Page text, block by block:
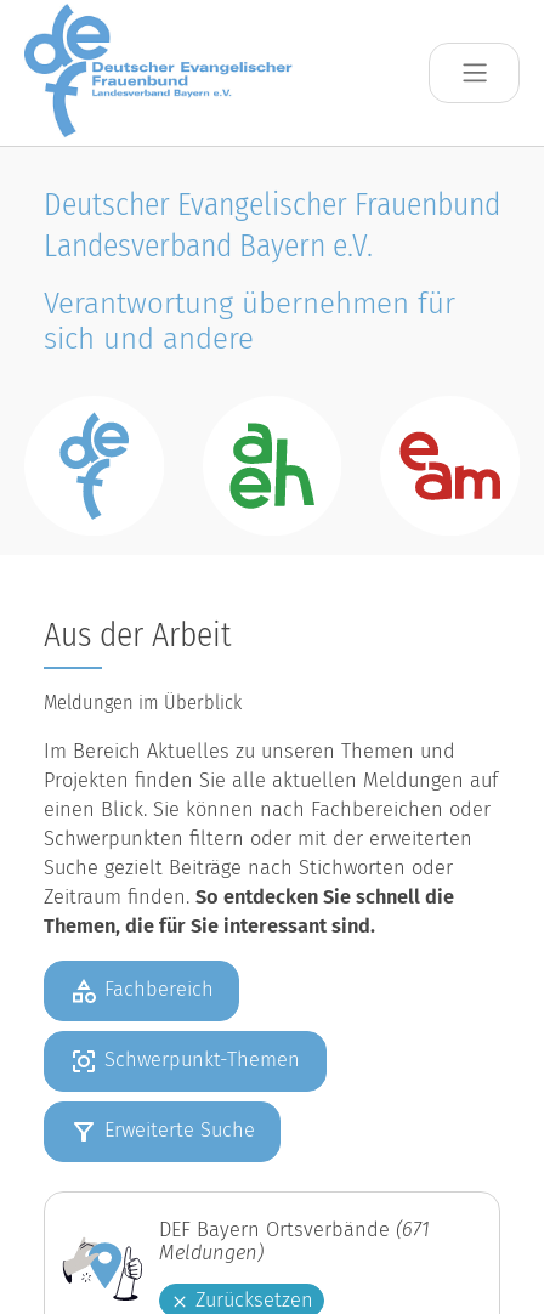
Skip to main content
Deutscher Evangelischer Frauenbund
Landesverband Bayern e.V.
Verantwortung übernehmen für
sich und andere
Aus der Arbeit
Meldungen im Überblick
Im Bereich Aktuelles zu unseren Themen und
Projekten finden Sie alle aktuellen Meldungen auf
einen Blick. Sie können nach Fachbereichen oder
Schwerpunkten filtern oder mit der erweiterten
Suche gezielt Beiträge nach Stichworten oder
Zeitraum finden. So entdecken Sie schnell die
Themen, die für Sie interessant sind.
Fachbereich
Schwerpunkt-Themen
Erweiterte Suche
DEF Bayern Ortsverbände (671
Meldungen)
Zurücksetzen